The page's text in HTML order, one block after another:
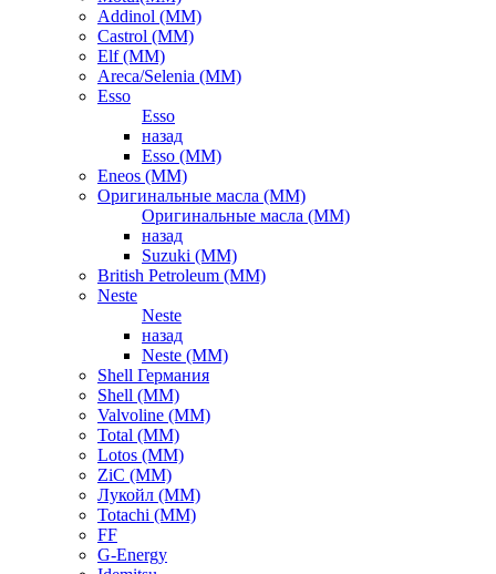
Addinol (ММ)
Castrol (ММ)
Elf (ММ)
Areca/Selenia (ММ)
Esso
Esso
назад
Esso (ММ)
Eneos (ММ)
Оригинальные масла (ММ)
Оригинальные масла (ММ)
назад
Suzuki (ММ)
British Petroleum (ММ)
Neste
Neste
назад
Neste (ММ)
Shell Германия
Shell (ММ)
Valvoline (ММ)
Total (ММ)
Lotos (ММ)
ZiC (ММ)
Лукойл (ММ)
Totachi (MM)
FF
G-Energy